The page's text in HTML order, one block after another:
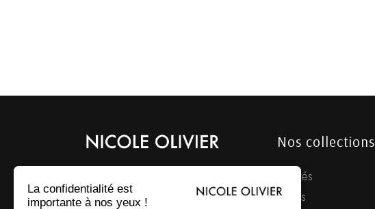
sur une base de Polyamide Lycra
Nos collections
Brodés
Villers